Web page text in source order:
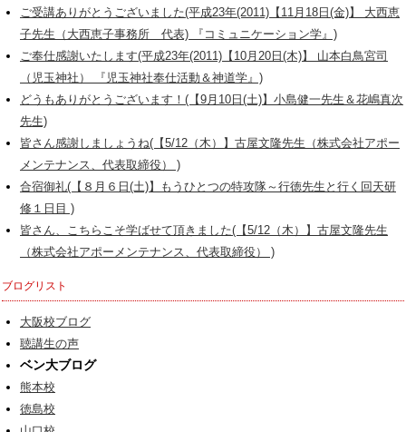
ご受講ありがとうございました(平成23年(2011)【11月18日(金)】 大西恵
子先生（大西恵子事務所 代表) 『コミュニケーション学』)
ご奉仕感謝いたします(平成23年(2011)【10月20日(木)】 山本白鳥宮司
（児玉神社） 『児玉神社奉仕活動＆神道学』)
どうもありがとうございます！(【9月10日(土)】小島健一先生＆花嶋真次
先生)
皆さん感謝しましょうね(【5/12（木）】古屋文隆先生（株式会社アポー
メンテナンス、代表取締役） )
合宿御礼(【８月６日(土)】もうひとつの特攻隊～行徳先生と行く回天研
修１日目 )
皆さん、こちらこそ学ばせて頂きました(【5/12（木）】古屋文隆先生
（株式会社アポーメンテナンス、代表取締役） )
ブログリスト
大阪校ブログ
聴講生の声
ベン大ブログ
熊本校
徳島校